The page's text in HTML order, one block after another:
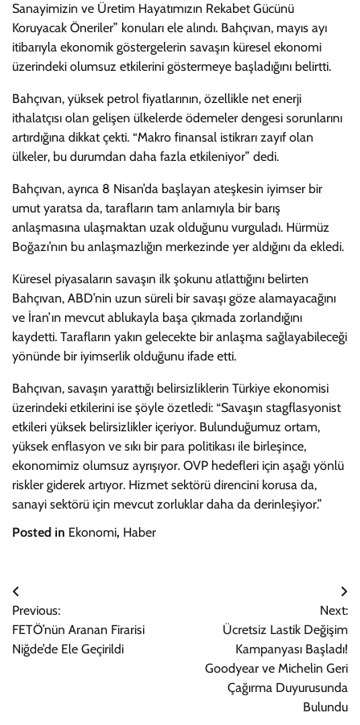
Sanayimizin ve Üretim Hayatımızın Rekabet Gücünü
Koruyacak Öneriler” konuları ele alındı. Bahçıvan, mayıs ayı
itibarıyla ekonomik göstergelerin savaşın küresel ekonomi
üzerindeki olumsuz etkilerini göstermeye başladığını belirtti.
Bahçıvan, yüksek petrol fiyatlarının, özellikle net enerji
ithalatçısı olan gelişen ülkelerde ödemeler dengesi sorunlarını
artırdığına dikkat çekti. “Makro finansal istikrarı zayıf olan
ülkeler, bu durumdan daha fazla etkileniyor” dedi.
Bahçıvan, ayrıca 8 Nisan’da başlayan ateşkesin iyimser bir
umut yaratsa da, tarafların tam anlamıyla bir barış
anlaşmasına ulaşmaktan uzak olduğunu vurguladı. Hürmüz
Boğazı’nın bu anlaşmazlığın merkezinde yer aldığını da ekledi.
Küresel piyasaların savaşın ilk şokunu atlattığını belirten
Bahçıvan, ABD’nin uzun süreli bir savaşı göze alamayacağını
ve İran’ın mevcut ablukayla başa çıkmada zorlandığını
kaydetti. Tarafların yakın gelecekte bir anlaşma sağlayabileceği
yönünde bir iyimserlik olduğunu ifade etti.
Bahçıvan, savaşın yarattığı belirsizliklerin Türkiye ekonomisi
üzerindeki etkilerini ise şöyle özetledi: “Savaşın stagflasyonist
etkileri yüksek belirsizlikler içeriyor. Bulunduğumuz ortam,
yüksek enflasyon ve sıkı bir para politikası ile birleşince,
ekonomimiz olumsuz ayrışıyor. OVP hedefleri için aşağı yönlü
riskler giderek artıyor. Hizmet sektörü direncini korusa da,
sanayi sektörü için mevcut zorluklar daha da derinleşiyor.”
Posted in Ekonomi, Haber
Yazı
gezinmesi
Previous:
FETÖ’nün Aranan Firarisi
Niğde’de Ele Geçirildi
Next:
Ücretsiz Lastik Değişim
Kampanyası Başladı!
Goodyear ve Michelin Geri
Çağırma Duyurusunda
Bulundu